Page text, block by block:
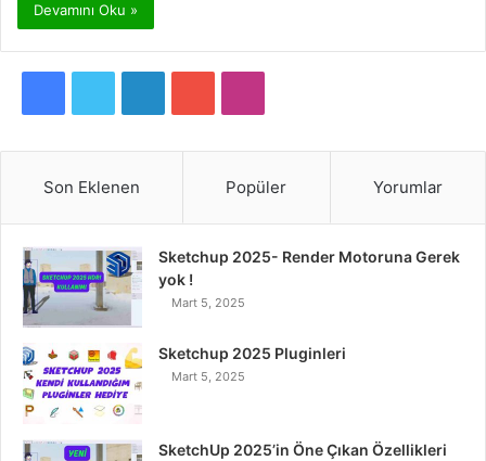
Devamını Oku »
c
e
b
o
o
k
i
t
t
e
r
k
e
T
u
b
e
s
t
a
r
m
Son Eklenen Popüler Yorumlar
Sketchup 2025- Render Motoruna Gerek
yok !
Mart 5, 2025
Sketchup 2025 Pluginleri
Mart 5, 2025
SketchUp 2025’in Öne Çıkan Özellikleri